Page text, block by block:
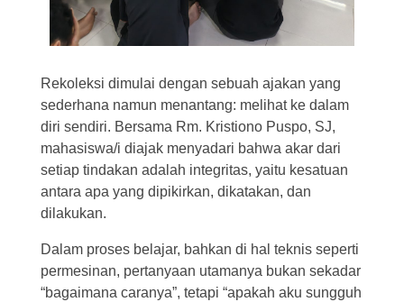
Rekoleksi dimulai dengan sebuah ajakan yang
sederhana namun menantang: melihat ke dalam
diri sendiri. Bersama Rm. Kristiono Puspo, SJ,
mahasiswa/i diajak menyadari bahwa akar dari
setiap tindakan adalah integritas, yaitu kesatuan
antara apa yang dipikirkan, dikatakan, dan
dilakukan.
Dalam proses belajar, bahkan di hal teknis seperti
permesinan, pertanyaan utamanya bukan sekadar
“bagaimana caranya”, tetapi “apakah aku sungguh